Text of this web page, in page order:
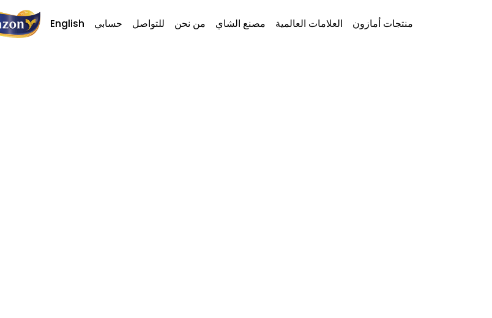
منتجات أمازون العلامات العالمية مصنع الشاي من نحن للتواصل حسابي English AmazonFoods